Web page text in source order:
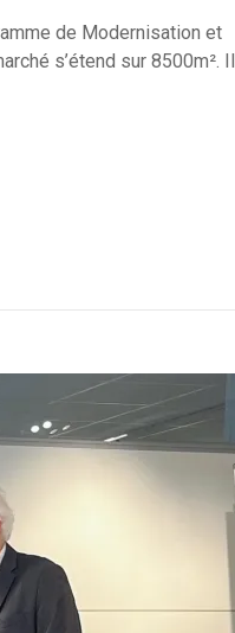
de Modernisation et
s’étend sur 8500m². Il